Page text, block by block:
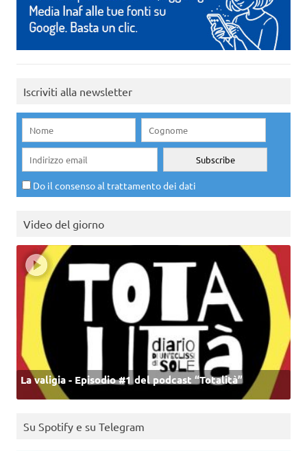
Iscriviti alla newsletter
Do il consenso al trattamento dei dati
Video del giorno
La valigia - Episodio #1 del podcast “Totalità”
Su Spotify e su Telegram